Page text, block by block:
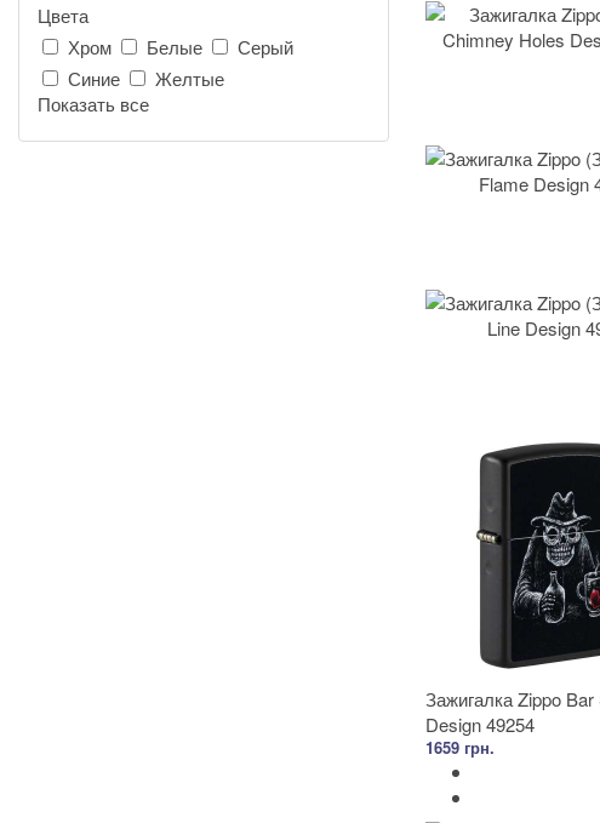
Цвета
Хром
Белые
Серый
Синие
Желтые
Показать все
Зажигалка Zippo Bar
Design 49254
1659 грн.